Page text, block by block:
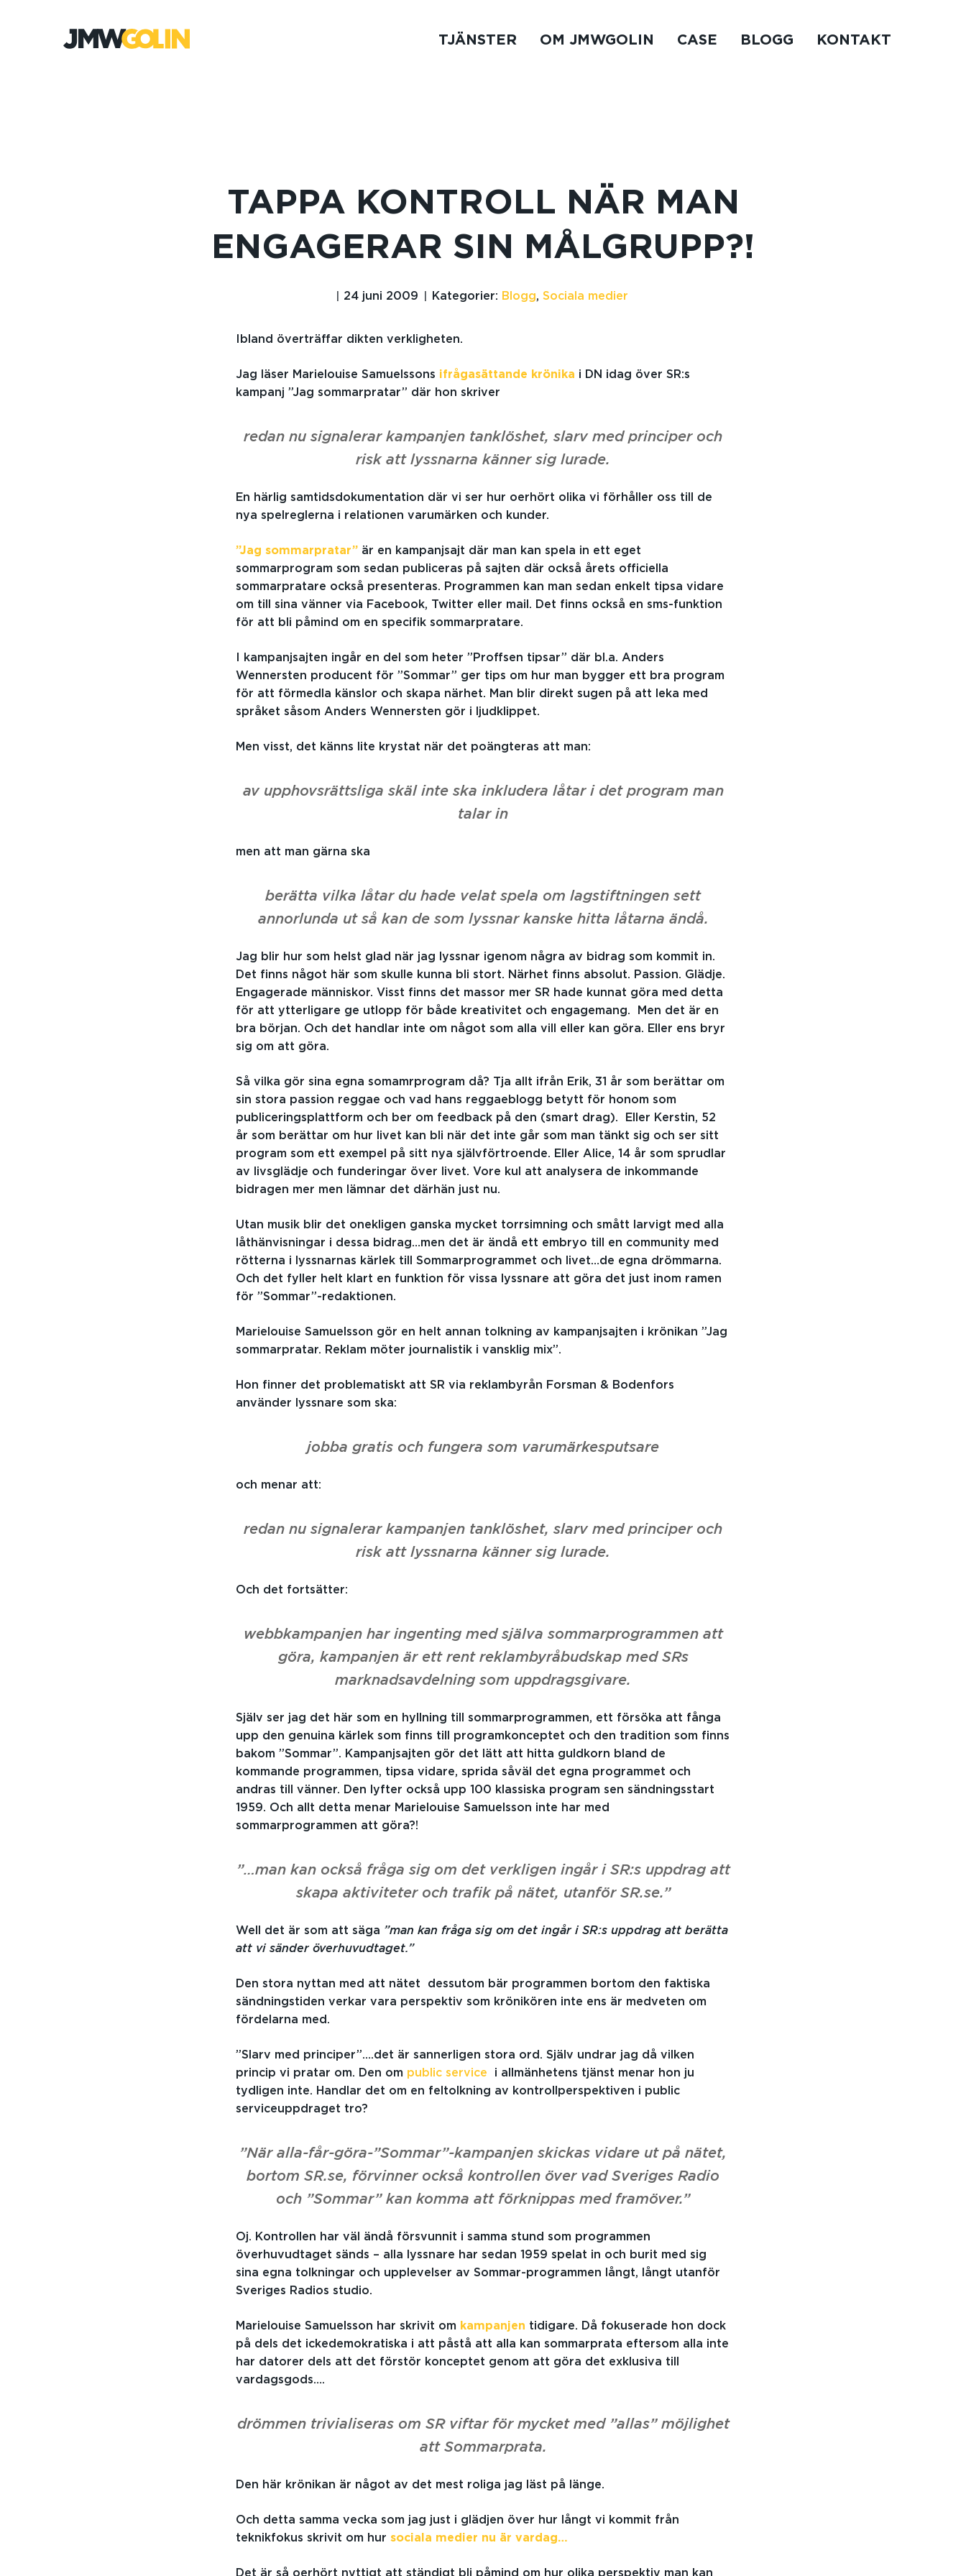
TJÄNSTER OM JMWGOLIN CASE BLOGG KONTAKT
TAPPA KONTROLL NÄR MAN
ENGAGERAR SIN MÅLGRUPP?!
24 juni 2009 Kategorier: Blogg, Sociala medier
Ibland överträffar dikten verkligheten.
Jag läser Marielouise Samuelssons ifrågasättande krönika i DN idag över SR:s
kampanj ”Jag sommarpratar” där hon skriver
redan nu signalerar kampanjen tanklöshet, slarv med principer och
risk att lyssnarna känner sig lurade.
En härlig samtidsdokumentation där vi ser hur oerhört olika vi förhåller oss till de
nya spelreglerna i relationen varumärken och kunder.
”Jag sommarpratar” är en kampanjsajt där man kan spela in ett eget
sommarprogram som sedan publiceras på sajten där också årets officiella
sommarpratare också presenteras. Programmen kan man sedan enkelt tipsa vidare
om till sina vänner via Facebook, Twitter eller mail. Det finns också en sms-funktion
för att bli påmind om en specifik sommarpratare.
I kampanjsajten ingår en del som heter ”Proffsen tipsar” där bl.a. Anders
Wennersten producent för ”Sommar” ger tips om hur man bygger ett bra program
för att förmedla känslor och skapa närhet. Man blir direkt sugen på att leka med
språket såsom Anders Wennersten gör i ljudklippet.
Men visst, det känns lite krystat när det poängteras att man:
av upphovsrättsliga skäl inte ska inkludera låtar i det program man
talar in
men att man gärna ska
berätta vilka låtar du hade velat spela om lagstiftningen sett
annorlunda ut så kan de som lyssnar kanske hitta låtarna ändå.
Jag blir hur som helst glad när jag lyssnar igenom några av bidrag som kommit in.
Det finns något här som skulle kunna bli stort. Närhet finns absolut. Passion. Glädje.
Engagerade människor. Visst finns det massor mer SR hade kunnat göra med detta
för att ytterligare ge utlopp för både kreativitet och engagemang. Men det är en
bra början. Och det handlar inte om något som alla vill eller kan göra. Eller ens bryr
sig om att göra.
Så vilka gör sina egna somamrprogram då? Tja allt ifrån Erik, 31 år som berättar om
sin stora passion reggae och vad hans reggaeblogg betytt för honom som
publiceringsplattform och ber om feedback på den (smart drag). Eller Kerstin, 52
år som berättar om hur livet kan bli när det inte går som man tänkt sig och ser sitt
program som ett exempel på sitt nya självförtroende. Eller Alice, 14 år som sprudlar
av livsglädje och funderingar över livet. Vore kul att analysera de inkommande
bidragen mer men lämnar det därhän just nu.
Utan musik blir det onekligen ganska mycket torrsimning och smått larvigt med alla
låthänvisningar i dessa bidrag…men det är ändå ett embryo till en community med
rötterna i lyssnarnas kärlek till Sommarprogrammet och livet…de egna drömmarna.
Och det fyller helt klart en funktion för vissa lyssnare att göra det just inom ramen
för ”Sommar”-redaktionen.
Marielouise Samuelsson gör en helt annan tolkning av kampanjsajten i krönikan ”Jag
sommarpratar. Reklam möter journalistik i vansklig mix”.
Hon finner det problematiskt att SR via reklambyrån Forsman & Bodenfors
använder lyssnare som ska:
jobba gratis och fungera som varumärkesputsare
och menar att:
redan nu signalerar kampanjen tanklöshet, slarv med principer och
risk att lyssnarna känner sig lurade.
Och det fortsätter:
webbkampanjen har ingenting med själva sommarprogrammen att
göra, kampanjen är ett rent reklambyråbudskap med SRs
marknadsavdelning som uppdragsgivare.
Själv ser jag det här som en hyllning till sommarprogrammen, ett försöka att fånga
upp den genuina kärlek som finns till programkonceptet och den tradition som finns
bakom ”Sommar”. Kampanjsajten gör det lätt att hitta guldkorn bland de
kommande programmen, tipsa vidare, sprida såväl det egna programmet och
andras till vänner. Den lyfter också upp 100 klassiska program sen sändningsstart
1959. Och allt detta menar Marielouise Samuelsson inte har med
sommarprogrammen att göra?!
”…man kan också fråga sig om det verkligen ingår i SR:s uppdrag att
skapa aktiviteter och trafik på nätet, utanför SR.se.”
Well det är som att säga ”man kan fråga sig om det ingår i SR:s uppdrag att berätta
att vi sänder överhuvudtaget.”
Den stora nyttan med att nätet dessutom bär programmen bortom den faktiska
sändningstiden verkar vara perspektiv som krönikören inte ens är medveten om
fördelarna med.
”Slarv med principer”….det är sannerligen stora ord. Själv undrar jag då vilken
princip vi pratar om. Den om public service i allmänhetens tjänst menar hon ju
tydligen inte. Handlar det om en feltolkning av kontrollperspektiven i public
serviceuppdraget tro?
”När alla-får-göra-”Sommar”-kampanjen skickas vidare ut på nätet,
bortom SR.se, förvinner också kontrollen över vad Sveriges Radio
och ”Sommar” kan komma att förknippas med framöver.”
Oj. Kontrollen har väl ändå försvunnit i samma stund som programmen
överhuvudtaget sänds – alla lyssnare har sedan 1959 spelat in och burit med sig
sina egna tolkningar och upplevelser av Sommar-programmen långt, långt utanför
Sveriges Radios studio.
Marielouise Samuelsson har skrivit om kampanjen tidigare. Då fokuserade hon dock
på dels det ickedemokratiska i att påstå att alla kan sommarprata eftersom alla inte
har datorer dels att det förstör konceptet genom att göra det exklusiva till
vardagsgods….
drömmen trivialiseras om SR viftar för mycket med ”allas” möjlighet
att Sommarprata.
Den här krönikan är något av det mest roliga jag läst på länge.
Och detta samma vecka som jag just i glädjen över hur långt vi kommit från
teknikfokus skrivit om hur sociala medier nu är vardag…
Det är så oerhört nyttigt att ständigt bli påmind om hur olika perspektiv man kan